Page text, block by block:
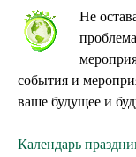
Не
события и
ваше будущее и
Календарь